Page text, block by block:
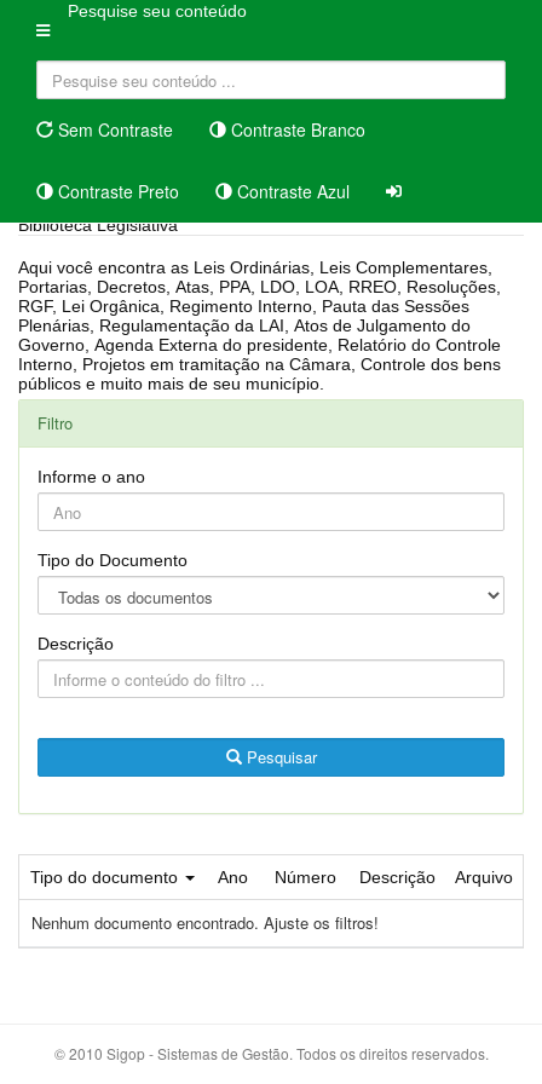
Pesquise seu conteúdo
Sem Contraste Contraste Branco
Contraste Preto Contraste Azul
Biblioteca Legislativa
Aqui você encontra as Leis Ordinárias, Leis Complementares,
Portarias, Decretos, Atas, PPA, LDO, LOA, RREO, Resoluções,
RGF, Lei Orgânica, Regimento Interno, Pauta das Sessões
Plenárias, Regulamentação da LAI, Atos de Julgamento do
Governo, Agenda Externa do presidente, Relatório do Controle
Interno, Projetos em tramitação na Câmara, Controle dos bens
públicos e muito mais de seu município.
Filtro
Informe o ano
Tipo do Documento
Descrição
Pesquisar
Tipo do documento Ano Número Descrição Arquivo
Nenhum documento encontrado. Ajuste os filtros!
© 2010 Sigop - Sistemas de Gestão. Todos os direitos reservados.